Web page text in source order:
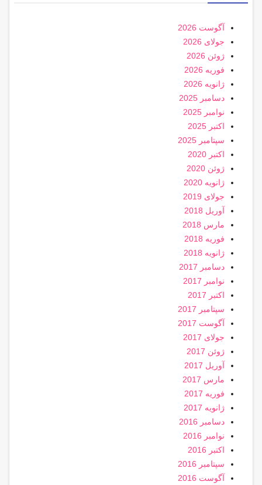
آگوست 2026
جولای 2026
ژوئن 2026
فوریه 2026
ژانویه 2026
دسامبر 2025
نوامبر 2025
اکتبر 2025
سپتامبر 2025
اکتبر 2020
ژوئن 2020
ژانویه 2020
جولای 2019
آوریل 2018
مارس 2018
فوریه 2018
ژانویه 2018
دسامبر 2017
نوامبر 2017
اکتبر 2017
سپتامبر 2017
آگوست 2017
جولای 2017
ژوئن 2017
آوریل 2017
مارس 2017
فوریه 2017
ژانویه 2017
دسامبر 2016
نوامبر 2016
اکتبر 2016
سپتامبر 2016
آگوست 2016